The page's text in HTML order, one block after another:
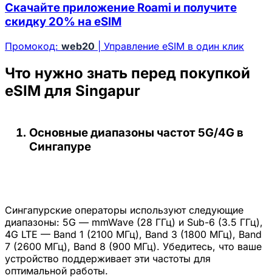
Скачайте приложение Roami и получите
скидку 20% на eSIM
Промокод: web20 | Управление eSIM в один клик
Что нужно знать перед покупкой
eSIM для Singapur
Основные диапазоны частот 5G/4G в
Сингапуре
Сингапурские операторы используют следующие
диапазоны: 5G — mmWave (28 ГГц) и Sub-6 (3.5 ГГц),
4G LTE — Band 1 (2100 МГц), Band 3 (1800 МГц), Band
7 (2600 МГц), Band 8 (900 МГц). Убедитесь, что ваше
устройство поддерживает эти частоты для
оптимальной работы.